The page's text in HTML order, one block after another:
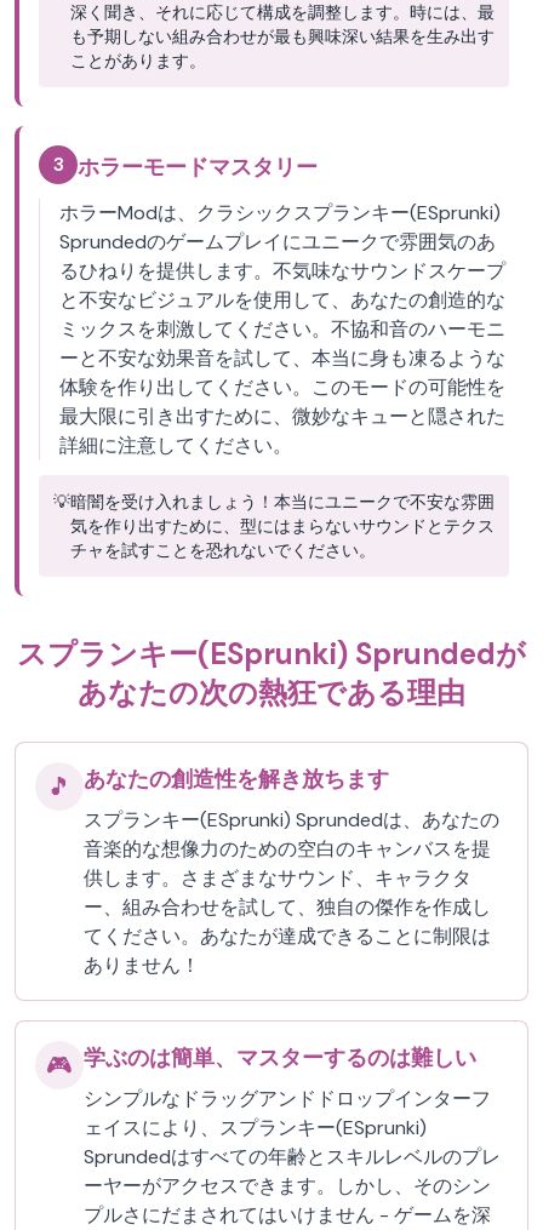
深く聞き、それに応じて構成を調整します。時には、最
も予期しない組み合わせが最も興味深い結果を生み出す
ことがあります。
3 ホラーモードマスタリー
ホラーModは、クラシックスプランキー(ESprunki)
Sprundedのゲームプレイにユニークで雰囲気のあ
るひねりを提供します。不気味なサウンドスケープ
と不安なビジュアルを使用して、あなたの創造的な
ミックスを刺激してください。不協和音のハーモニ
ーと不安な効果音を試して、本当に身も凍るような
体験を作り出してください。このモードの可能性を
最大限に引き出すために、微妙なキューと隠された
詳細に注意してください。
💡暗闇を受け入れましょう！本当にユニークで不安な雰囲
気を作り出すために、型にはまらないサウンドとテクス
チャを試すことを恐れないでください。
スプランキー(ESprunki) Sprundedが
あなたの次の熱狂である理由
🎵 あなたの創造性を解き放ちます
スプランキー(ESprunki) Sprundedは、あなたの
音楽的な想像力のための空白のキャンバスを提
供します。さまざまなサウンド、キャラクタ
ー、組み合わせを試して、独自の傑作を作成し
てください。あなたが達成できることに制限は
ありません！
🎮 学ぶのは簡単、マスターするのは難しい
シンプルなドラッグアンドドロップインターフ
ェイスにより、スプランキー(ESprunki)
Sprundedはすべての年齢とスキルレベルのプレ
ーヤーがアクセスできます。しかし、そのシン
プルさにだまされてはいけません - ゲームを深